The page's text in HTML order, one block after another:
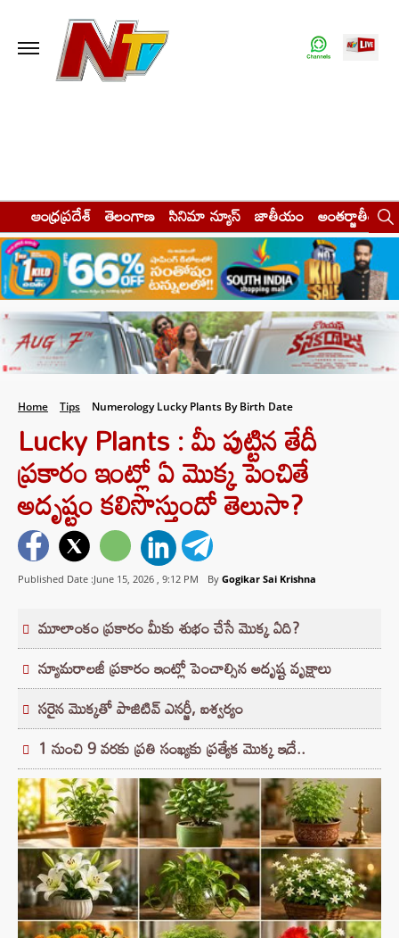
ఆంధ్రప్రదేశ్ తెలంగాణ సినిమా న్యూస్ జాతీయం అంతర్జాతీయం
Home Tips Numerology Lucky Plants By Birth Date
Lucky Plants : మీ పుట్టిన తేదీ
ప్రకారం ఇంట్లో ఏ మొక్క పెంచితే
అదృష్టం కలిసొస్తుందో తెలుసా?
Published Date :June 15, 2026 , 9:12 PM By Gogikar Sai Krishna
మూలాంకం ప్రకారం మీకు శుభం చేసే మొక్క ఏది?
న్యూమరాలజీ ప్రకారం ఇంట్లో పెంచాల్సిన అదృష్ట వృక్షాలు
సరైన మొక్కతో పాజిటివ్ ఎనర్జీ, ఐశ్వర్యం
1 నుంచి 9 వరకు ప్రతి సంఖ్యకు ప్రత్యేక మొక్క ఇదే..